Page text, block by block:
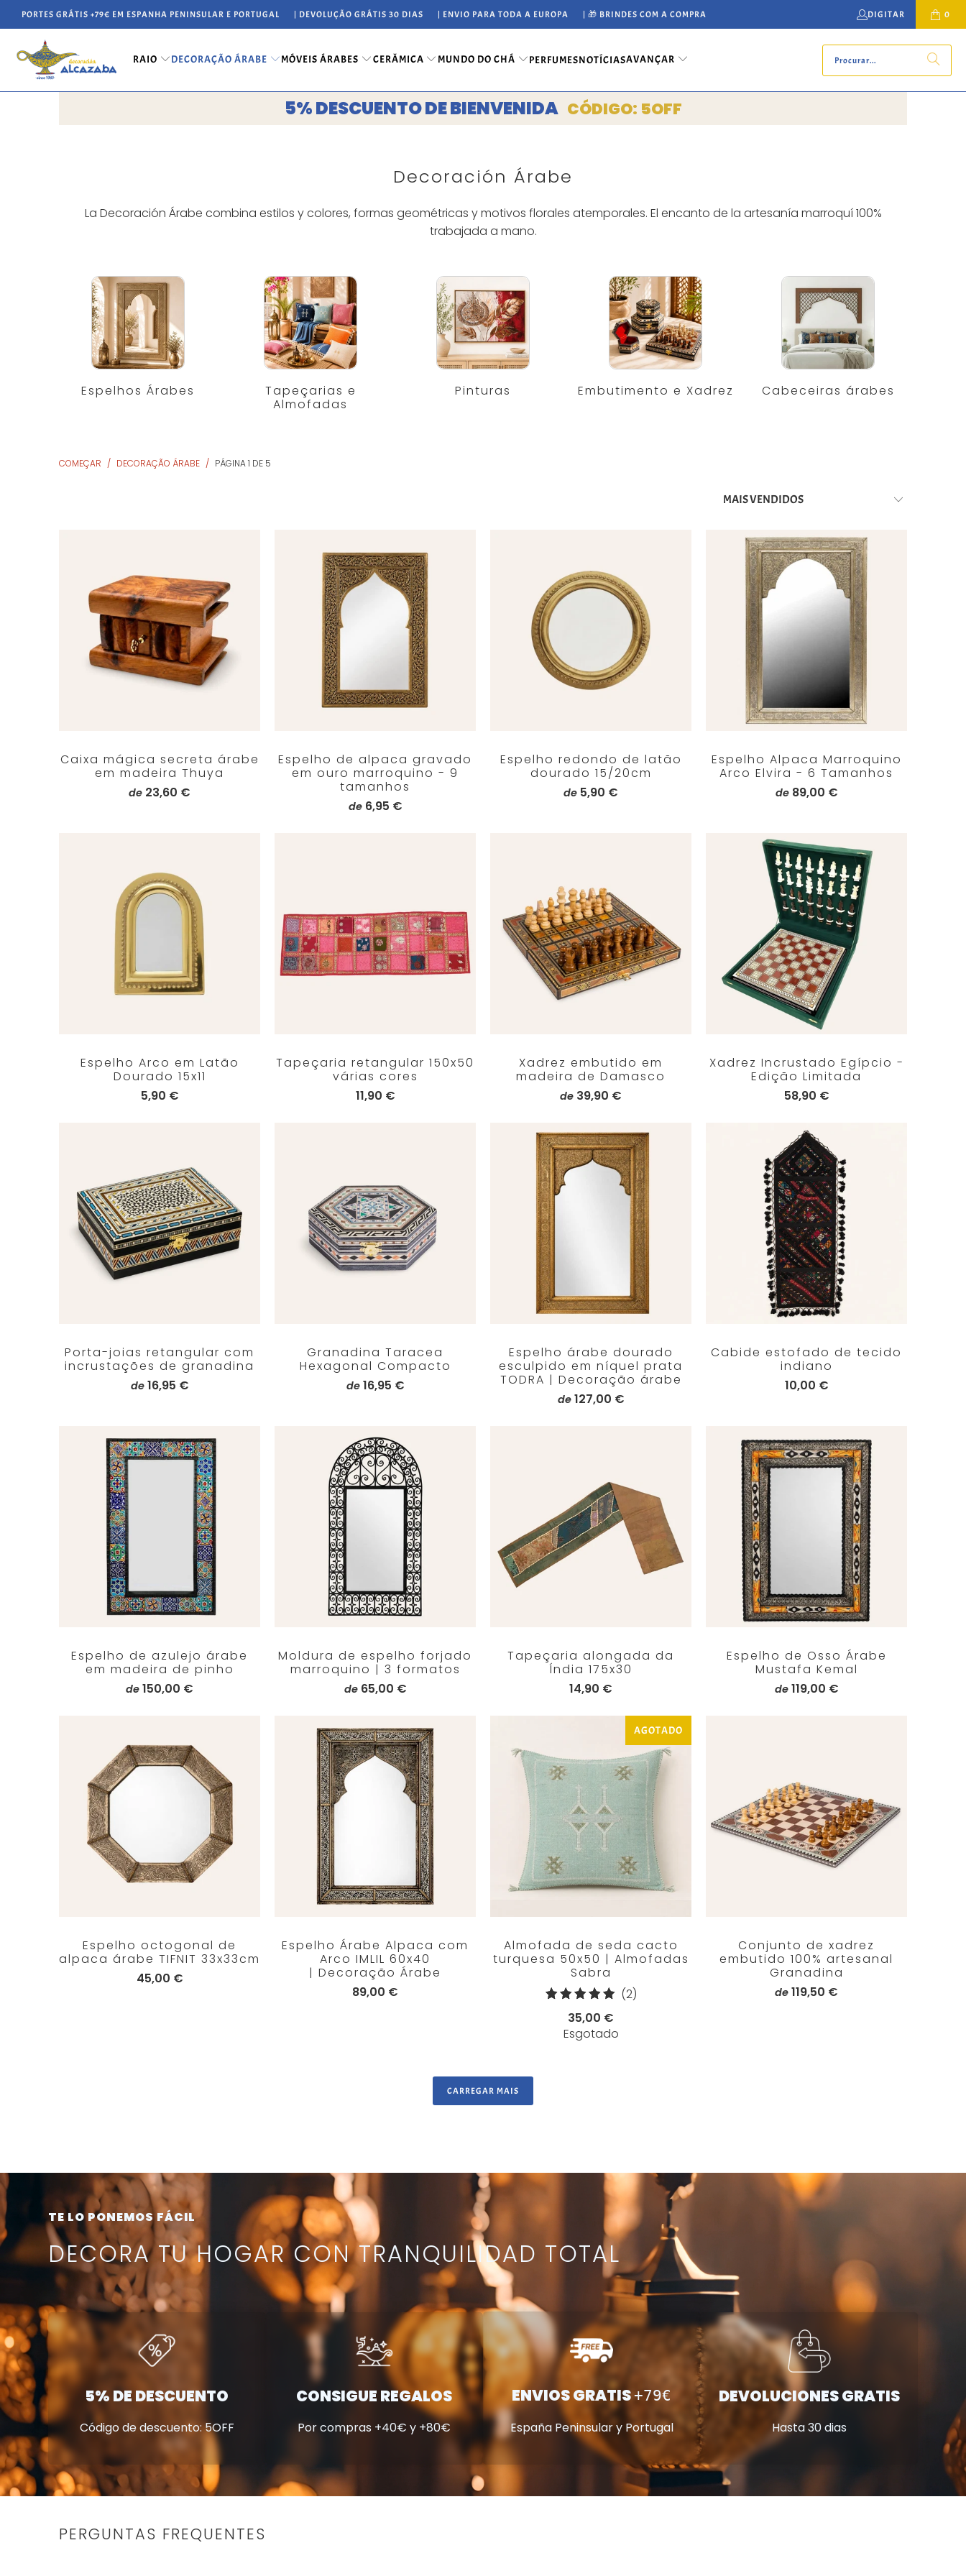
PORTES GRÁTIS +79€ EM ESPANHA PENINSULAR E PORTUGAL | DEVOLUÇÃO GRÁTIS 30 DIAS | ENVIO PARA TODA A EUROPA | 🎁 BRINDES COM A COMPRA DIGITAR 0
RAIO DECORAÇÃO ÁRABE MÓVEIS ÁRABES CERÂMICA MUNDO DO CHÁ PERFUMESNOTÍCIASAVANÇAR
5% DESCUENTO DE BIENVENIDA CÓDIGO: 5OFF
Decoración Árabe
La Decoración Árabe combina estilos y colores, formas geométricas y motivos florales atemporales. El encanto de la artesanía marroquí 100%
trabajada a mano.
Espelhos Árabes
Tapeçarias e
Almofadas
Pinturas Embutimento e Xadrez Cabeceiras árabes
COMEÇAR / DECORAÇÃO ÁRABE / PÁGINA 1 DE 5
Caixa mágica secreta árabe
em madeira Thuya
de 23,60 €
Espelho de alpaca gravado
em ouro marroquino - 9
tamanhos
de 6,95 €
Espelho redondo de latão
dourado 15/20cm
de 5,90 €
Espelho Alpaca Marroquino
Arco Elvira - 6 Tamanhos
de 89,00 €
Espelho Arco em Latão
Dourado 15x11
5,90 €
Tapeçaria retangular 150x50
várias cores
11,90 €
Xadrez embutido em
madeira de Damasco
de 39,90 €
Xadrez Incrustado Egípcio -
Edição Limitada
58,90 €
Porta-joias retangular com
incrustações de granadina
de 16,95 €
Granadina Taracea
Hexagonal Compacto
de 16,95 €
Espelho árabe dourado
esculpido em níquel prata
TODRA | Decoração árabe
de 127,00 €
Cabide estofado de tecido
indiano
10,00 €
Espelho de azulejo árabe
em madeira de pinho
de 150,00 €
Moldura de espelho forjado
marroquino | 3 formatos
de 65,00 €
Tapeçaria alongada da
Índia 175x30
14,90 €
Espelho de Osso Árabe
Mustafa Kemal
de 119,00 €
Espelho octogonal de
alpaca árabe TIFNIT 33x33cm
45,00 €
Espelho Árabe Alpaca com
Arco IMLIL 60x40
| Decoração Árabe
89,00 €
AGOTADO
Almofada de seda cacto
turquesa 50x50 | Almofadas
Sabra
(2)2
35,00 €
Esgotado
Conjunto de xadrez
embutido 100% artesanal
Granadina
de 119,50 €
CARREGAR MAIS
TE LO PONEMOS FÁCIL
DECORA TU HOGAR CON TRANQUILIDAD TOTAL
5% DE DESCUENTO
Código de descuento: 5OFF
CONSIGUE REGALOS
Por compras +40€ y +80€
ENVIOS GRATIS+79€
España Peninsular y Portugal
DEVOLUCIONES GRATIS
Hasta 30 dias
PERGUNTAS FREQUENTES